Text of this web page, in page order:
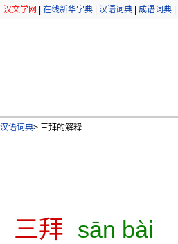
汉文学网 在线新华字典 汉语词典 成语词典
汉语词典> 三拜的解释
三拜 sān bài